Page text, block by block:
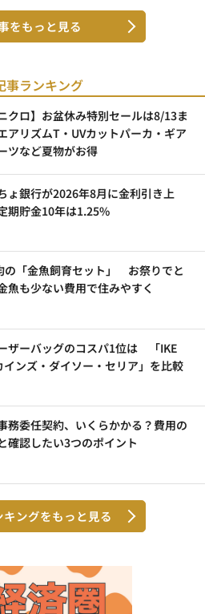
をもっと見る
事ランキング
ニクロ】お盆休み特別セールは8/13ま
アリズムT・UVカットパーカ・ギア
ツなど夏物がお得
ょ銀行が2026年8月に金利引き上
期貯金10年は1.25%
の「金魚飼育セット」 お祭りでと
魚も少ない費用で住みやすく
ザーバッグのコスパ1位は 「IKE
インズ・ダイソー・セリア」を比較
務委任契約、いくらかかる？費用の
確認したい3つのポイント
ングをもっと見る